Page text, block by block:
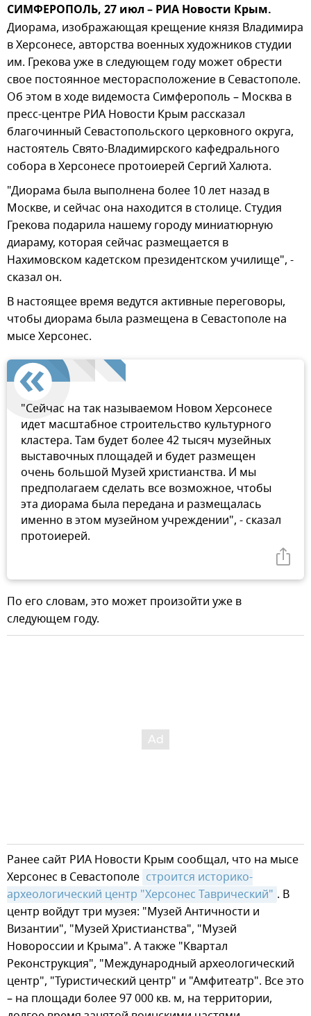
СИМФЕРОПОЛЬ, 27 июл – РИА Новости Крым.
Диорама, изображающая крещение князя Владимира
в Херсонесе, авторства военных художников студии
им. Грекова уже в следующем году может обрести
свое постоянное месторасположение в Севастополе.
Об этом в ходе видемоста Симферополь – Москва в
пресс-центре РИА Новости Крым рассказал
благочинный Севастопольского церковного округа,
настоятель Свято-Владимирского кафедрального
собора в Херсонесе протоиерей Сергий Халюта.
"Диорама была выполнена более 10 лет назад в
Москве, и сейчас она находится в столице. Студия
Грекова подарила нашему городу миниатюрную
диараму, которая сейчас размещается в
Нахимовском кадетском президентском училище", -
сказал он.
В настоящее время ведутся активные переговоры,
чтобы диорама была размещена в Севастополе на
мысе Херсонес.
"Сейчас на так называемом Новом Херсонесе
идет масштабное строительство культурного
кластера. Там будет более 42 тысяч музейных
выставочных площадей и будет размещен
очень большой Музей христианства. И мы
предполагаем сделать все возможное, чтобы
эта диорама была передана и размещалась
именно в этом музейном учреждении", - сказал
протоиерей.
По его словам, это может произойти уже в
следующем году.
Ранее сайт РИА Новости Крым сообщал, что на мысе
Херсонес в Севастополе строится историко-
археологический центр "Херсонес Таврический" . В
центр войдут три музея: "Музей Античности и
Византии", "Музей Христианства", "Музей
Новороссии и Крыма". А также "Квартал
Реконструкция", "Международный археологический
центр", "Туристический центр" и "Амфитеатр". Все это
– на площади более 97 000 кв. м, на территории,